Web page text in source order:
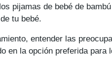
pijamas de bebé de
tu bebé.
entender las
en la opción preferida para